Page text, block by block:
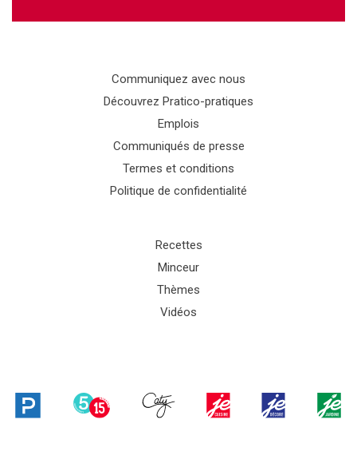
Communiquez avec nous
Découvrez Pratico-pratiques
Emplois
Communiqués de presse
Termes et conditions
Politique de confidentialité
Recettes
Minceur
Thèmes
Vidéos